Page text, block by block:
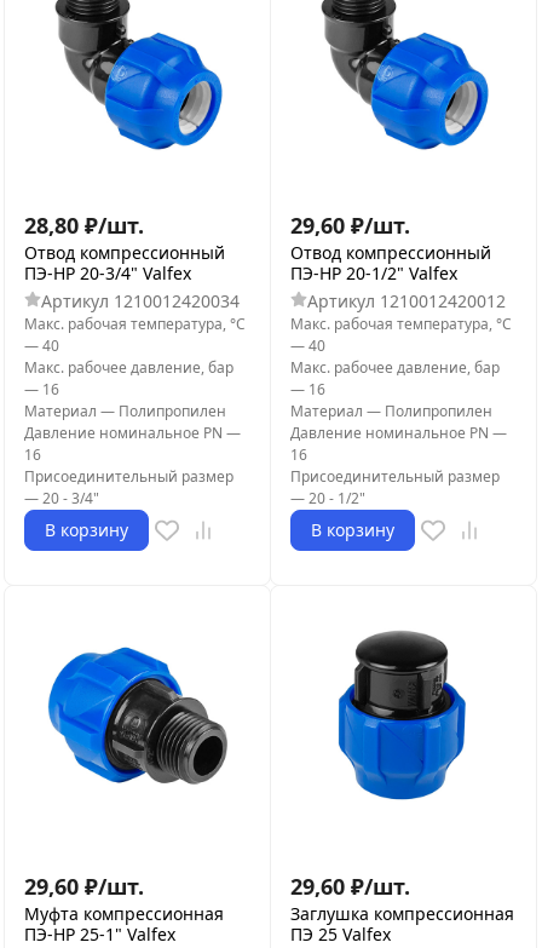
28,80 ₽/шт.
Отвод компрессионный
ПЭ-НР 20-3/4" Valfex
Артикул 1210012420034
Макс. рабочая температура, °С
—40
Макс. рабочее давление, бар
— 16
Материал — Полипропилен
Давление номинальное PN —
16
Присоединительный размер
—20 - 3/4"
В корзину
29,60 ₽/шт.
Отвод компрессионный
ПЭ-НР 20-1/2" Valfex
Артикул 1210012420012
Макс. рабочая температура, °С
—40
Макс. рабочее давление, бар
— 16
Материал — Полипропилен
Давление номинальное PN —
16
Присоединительный размер
—20 - 1/2"
В корзину
29,60 ₽/шт.
Муфта компрессионная
ПЭ-НР 25-1" Valfex
29,60 ₽/шт.
Заглушка компрессионная
ПЭ 25 Valfex